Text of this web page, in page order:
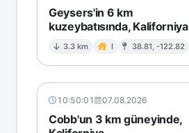
Geysers'in 6 km
kuzeybatısında, Kaliforniya
3.3 km I 38.81, -122.82
10:50:01 07.08.2026
Cobb'un 3 km güneyinde,